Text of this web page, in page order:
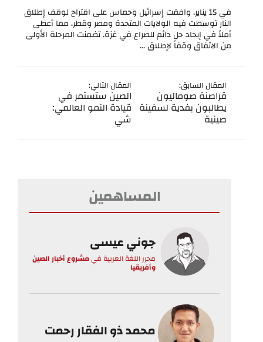
في 15 يناير، وافقت إسرائيل وحماس على اقتراح لوقف إطلاق
النار توسطت فيه الولايات المتحدة ومصر وقطر، مما أعطى
أملاً في إيجاد حل دائم للصراع في غزة. تضمنت المرحلة الأولى
من الاتفاق وقفاً لإطلاق ...
المقال السابق:
قراصنة صوماليون
يطالبون بفدية لسفينة
صينية
المقال التالي:
الصين ستستمر في
قيادة النمو العالمي:
شي
المساهمين
جوني عيسى
محرر اللغة العربية فيمشروع أخبار الصين
وأفريقيا
محمد ذو الفقار رحمت